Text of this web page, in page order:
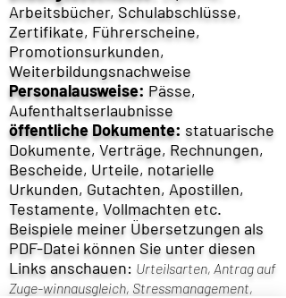
Arbeitsbücher, Schulabschlüsse,
Zertifikate, Führerscheine,
Promotionsurkunden,
Weiterbildungsnachweise
Personalausweise: Pässe,
Aufenthaltserlaubnisse
öffentliche Dokumente: statuarische
Dokumente, Verträge, Rechnungen,
Bescheide, Urteile, notarielle
Urkunden, Gutachten, Apostillen,
Testamente, Vollmachten etc.
Beispiele meiner Übersetzungen als
PDF-Datei können Sie unter diesen
Links anschauen: Urteilsarten, Antrag auf
Zuge-winnausgleich, Stressmanagement,